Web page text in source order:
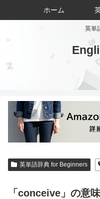
英単
ホーム
英単語辞典 for Beginners
「conceive」の意